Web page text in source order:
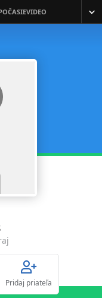
Pridaj priateľa